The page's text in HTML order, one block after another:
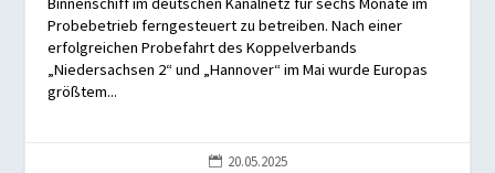
Binnenschiff im deutschen Kanalnetz für sechs Monate im
Probebetrieb ferngesteuert zu betreiben. Nach einer
erfolgreichen Probefahrt des Koppelverbands
„Niedersachsen 2“ und „Hannover“ im Mai wurde Europas
größtem...
 20.05.2025